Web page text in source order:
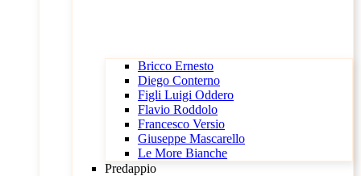
Bricco Ernesto
Diego Conterno
Figli Luigi Oddero
Flavio Roddolo
Francesco Versio
Giuseppe Mascarello
Le More Bianche
Predappio